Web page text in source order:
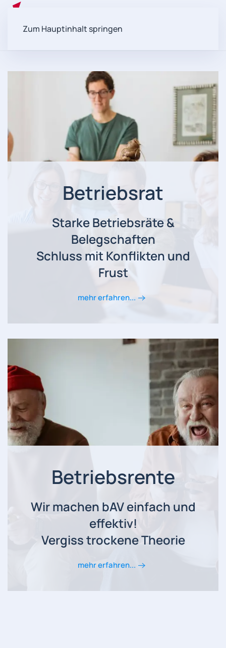
Zum Hauptinhalt springen
Betriebsrat
Starke Betriebsräte &
Belegschaften
Schluss mit Konflikten und
Frust
mehr erfahren...
Betriebsrente
Wir machen bAV einfach und
effektiv!
Vergiss trockene Theorie
mehr erfahren...